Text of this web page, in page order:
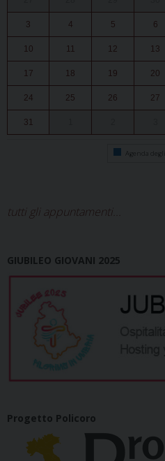
3 4 5 6
10 11 12 13
17 18 19 20
24 25 26 27
31
Agenda degli
tutti gli appuntamenti...
GIUBILEO GIOVANI 2025
Progetto Policoro